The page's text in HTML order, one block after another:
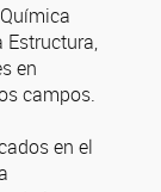
Estructura,
en
campos.
en el